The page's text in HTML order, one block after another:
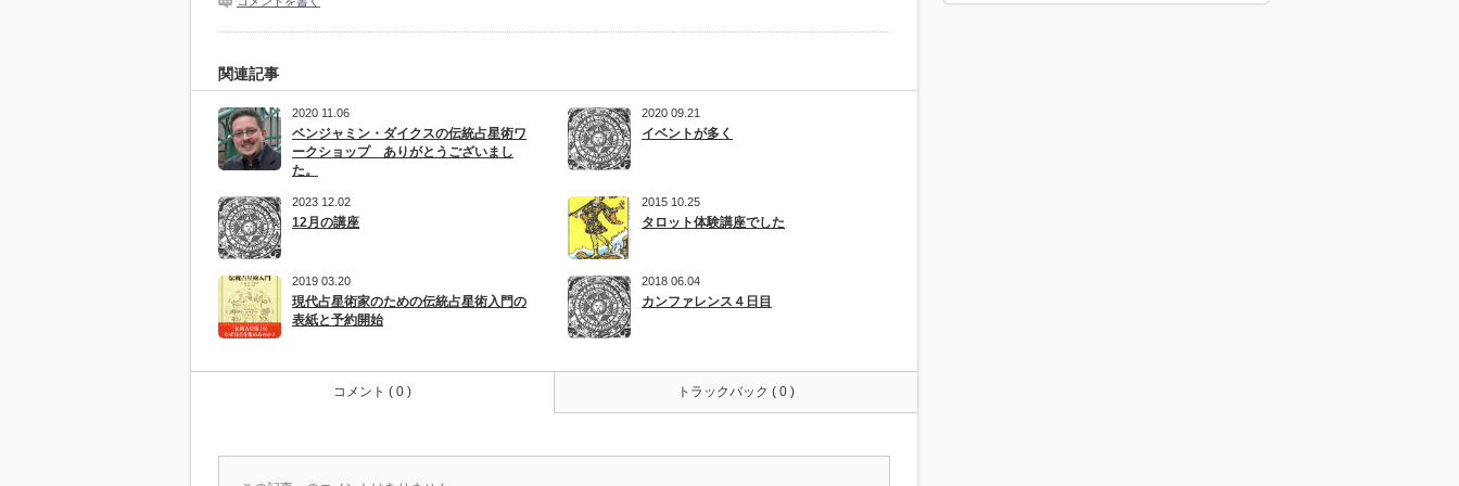
関連記事
2020 11.06
ベンジャミン・ダイクスの伝統占星術ワ
ークショップ ありがとうございまし
た。
2020 09.21
イベントが多く
2023 12.02
12月の講座
2015 10.25
タロット体験講座でした
2019 03.20
現代占星術家のための伝統占星術入門の
表紙と予約開始
2018 06.04
カンファレンス４日目
コメント ( 0 ) トラックバック ( 0 )